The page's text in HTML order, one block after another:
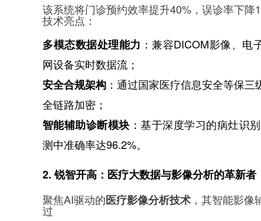
该系统将门诊预约效率提升40%，误诊率下降
技术亮点：
多模态数据处理能力 ：兼容DICOM影像、电
网设备实时数据流；
安全合规架构 ：通过国家医疗信息安全等保
全链路加密；
智能辅助诊断模块 ：基于深度学习的病灶识
测中准确率达96.2%。
2. 锐智开高：医疗大数据与影像分析的革新者
聚焦AI驱动的医疗影像分析技术 ，其智能影
过